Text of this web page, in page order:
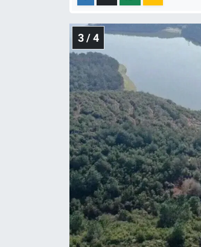
3 / 4